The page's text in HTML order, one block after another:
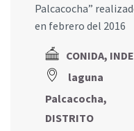
Palcacocha”
en febrero del 2016
CONIDA,
laguna
Palcacocha,
DISTRITO